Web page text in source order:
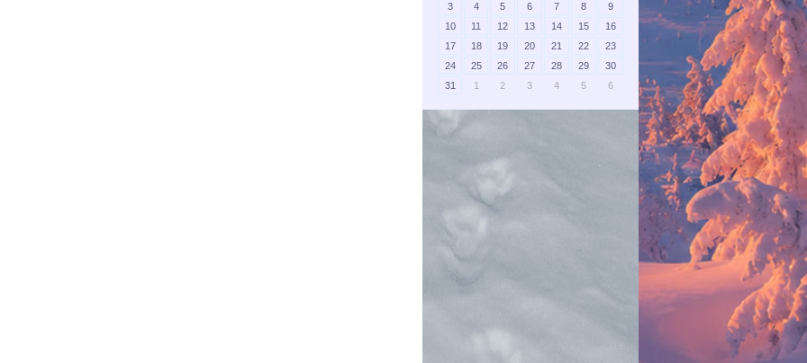
3
4 5 6 7 8
9
10
11 12 13 14 15
16
17
18 19 20 21 22
23
24
25 26 27 28 29
30
31
1 2 3 4 5 6